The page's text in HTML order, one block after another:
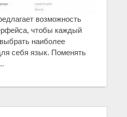
возможность
чтобы каждый
наиболее
себя язык. Поменять